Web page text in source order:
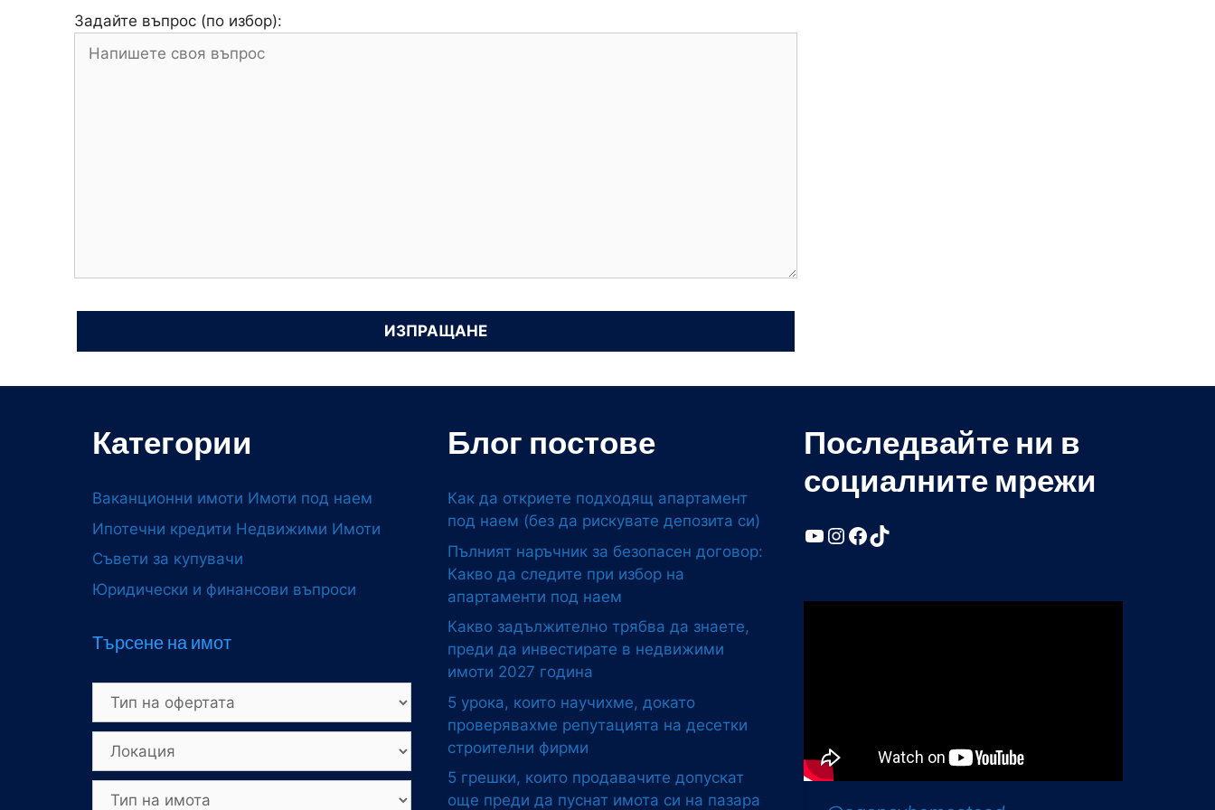
Задайте въпрос (по избор):
Категории
Ваканционни имоти Имоти под наем
Ипотечни кредити Недвижими Имоти
Съвети за купувачи
Юридически и финансови въпроси
Търсене на имот
Блог постове
Как да откриете подходящ апартамент
под наем (без да рискувате депозита си)
Пълният наръчник за безопасен договор:
Какво да следите при избор на
апартаменти под наем
Какво задължително трябва да знаете,
преди да инвестирате в недвижими
имоти 2027 година
5 урока, които научихме, докато
проверявахме репутацията на десетки
строителни фирми
5 грешки, които продавачите допускат
още преди да пуснат имота си на пазара
Последвайте ни в
социалните мрежи
YouTube
Instagram
Facebook
TikTok